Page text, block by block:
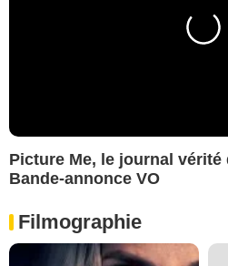
Picture Me, le journal vérité
Bande-annonce VO
Filmographie